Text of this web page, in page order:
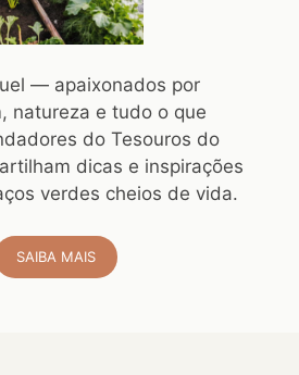
— apaixonados por
natureza e tudo o que
do Tesouros do
dicas e inspirações
verdes cheios de vida.
SAIBA MAIS